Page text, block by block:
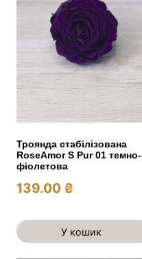
Троянда стабілізована
RoseAmor S Pur 01 темно-
фіолетова
139.00 ₴
У кошик